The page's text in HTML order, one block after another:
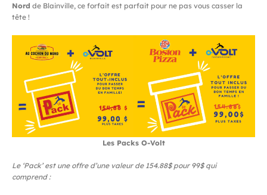
Nord de Blainville, ce forfait est parfait pour ne pas vous casser la
tête !
Les Packs O-Volt
Le ‘Pack’ est une offre d’une valeur de 154.88$ pour 99$ qui
comprend :